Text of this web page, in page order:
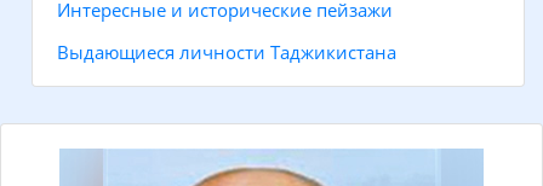
Интересные и исторические пейзажи
Выдающиеся личности Таджикистана